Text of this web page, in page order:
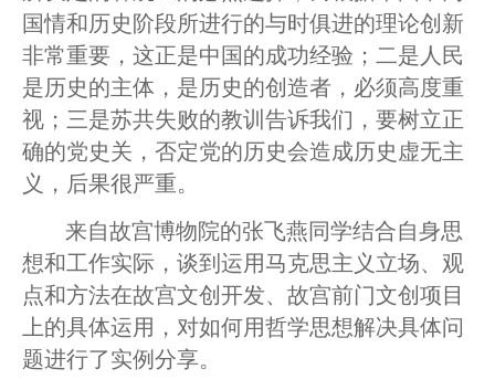
国情和历史阶段所进行的与时俱进的理论创新
非常重要，这正是中国的成功经验；二是人民
是历史的主体，是历史的创造者，必须高度重
视；三是苏共失败的教训告诉我们，要树立正
确的党史关，否定党的历史会造成历史虚无主
义，后果很严重。
来自故宫博物院的张飞燕同学结合自身思
想和工作实际，谈到运用马克思主义立场、观
点和方法在故宫文创开发、故宫前门文创项目
上的具体运用，对如何用哲学思想解决具体问
题进行了实例分享。